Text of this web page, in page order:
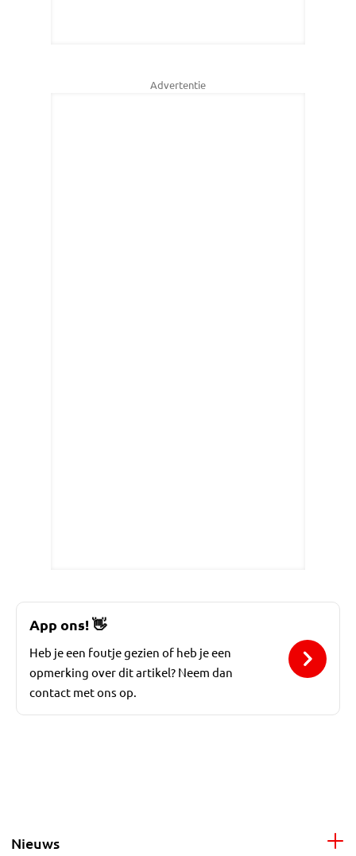
Advertentie
App ons!👋
Heb je een foutje gezien of heb je een
opmerking over dit artikel? Neem dan
contact met ons op.
Nieuws